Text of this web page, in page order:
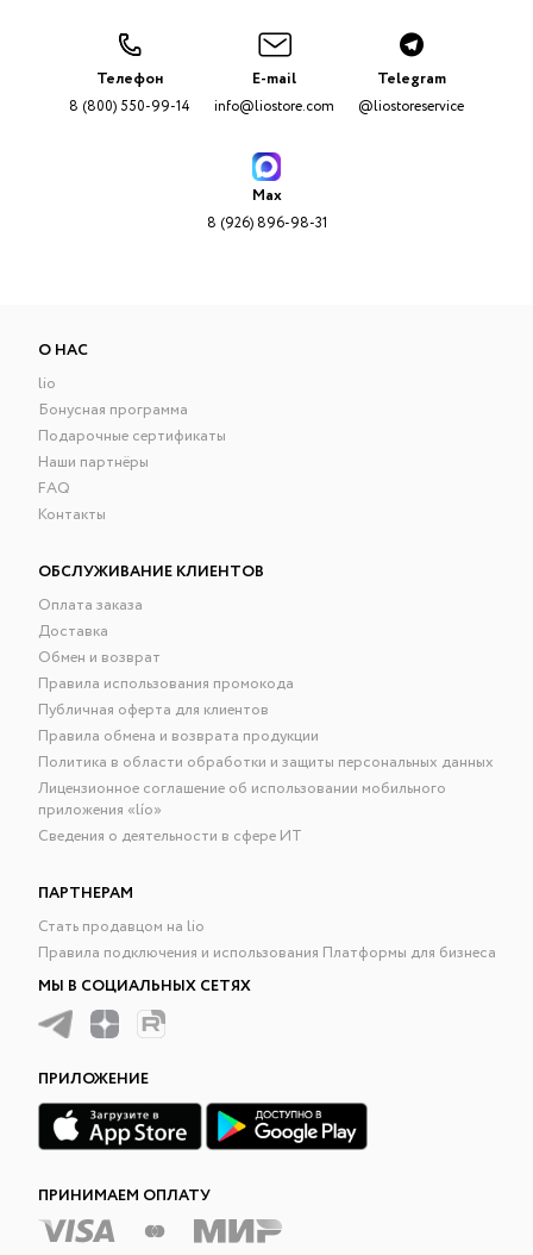
Телефон
8 (800) 550-99-14
E-mail
info@liostore.com
Telegram
@liostoreservice
Max
8 (926) 896-98-31
О НАС
lio
Бонусная программа
Подарочные сертификаты
Наши партнёры
FAQ
Контакты
ОБСЛУЖИВАНИЕ КЛИЕНТОВ
Оплата заказа
Доставка
Обмен и возврат
Правила использования промокода
Публичная оферта для клиентов
Правила обмена и возврата продукции
Политика в области обработки и защиты персональных данных
Лицензионное соглашение об использовании мобильного
приложения «lío»
Сведения о деятельности в сфере ИТ
ПАРТНЕРАМ
Стать продавцом на lio
Правила подключения и использования Платформы для бизнеса
МЫ В СОЦИАЛЬНЫХ СЕТЯХ
ПРИЛОЖЕНИЕ
ПРИНИМАЕМ ОПЛАТУ